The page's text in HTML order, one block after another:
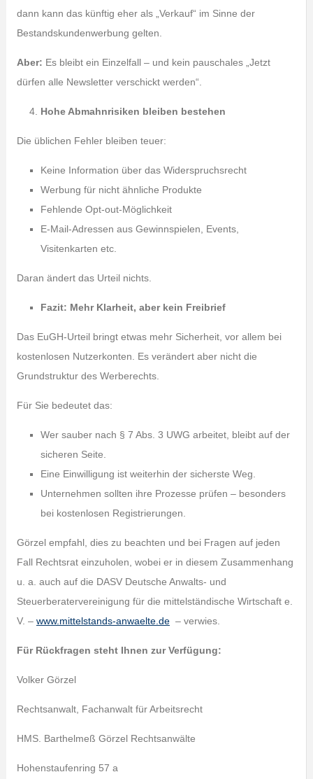
dann kann das künftig eher als „Verkauf“ im Sinne der
Bestandskundenwerbung gelten.
Aber: Es bleibt ein Einzelfall – und kein pauschales „Jetzt
dürfen alle Newsletter verschickt werden“.
Hohe Abmahnrisiken bleiben bestehen
Die üblichen Fehler bleiben teuer:
Keine Information über das Widerspruchsrecht
Werbung für nicht ähnliche Produkte
Fehlende Opt-out-Möglichkeit
E-Mail-Adressen aus Gewinnspielen, Events,
Visitenkarten etc.
Daran ändert das Urteil nichts.
Fazit: Mehr Klarheit, aber kein Freibrief
Das EuGH-Urteil bringt etwas mehr Sicherheit, vor allem bei
kostenlosen Nutzerkonten. Es verändert aber nicht die
Grundstruktur des Werberechts.
Für Sie bedeutet das:
Wer sauber nach § 7 Abs. 3 UWG arbeitet, bleibt auf der
sicheren Seite.
Eine Einwilligung ist weiterhin der sicherste Weg.
Unternehmen sollten ihre Prozesse prüfen – besonders
bei kostenlosen Registrierungen.
Görzel empfahl, dies zu beachten und bei Fragen auf jeden
Fall Rechtsrat einzuholen, wobei er in diesem Zusammenhang
u. a. auch auf die DASV Deutsche Anwalts- und
Steuerberatervereinigung für die mittelständische Wirtschaft e.
V. – www.mittelstands-anwaelte.de– verwies.
Für Rückfragen steht Ihnen zur Verfügung:
Volker Görzel
Rechtsanwalt, Fachanwalt für Arbeitsrecht
HMS. Barthelmeß Görzel Rechtsanwälte
Hohenstaufenring 57 a